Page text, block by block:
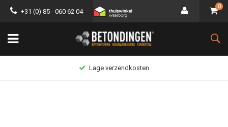
+31 (0) 85 - 060 62 04
0
Lage verzendkosten